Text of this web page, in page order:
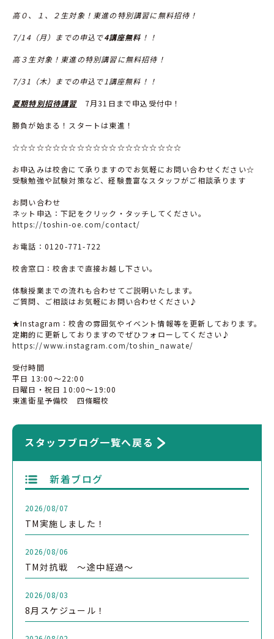
高０、１、２生対象！東進の特別講習に無料招待！
7/14（月）までの申込で4講座無料 ！！
高３生対象！東進の特別講習に無料招待！
7/31 （木）までの申込で1講座無料！！
夏期特別招待講習7月31 日まで申込受付中！
勝負が始まる！スタートは東進！
☆☆☆☆☆☆☆☆☆☆☆☆☆☆☆☆☆☆☆☆☆
お申込みは校舎にて承りますのでお気軽にお問い合わせください☆
受験勉強や試験対策など、経験豊富なスタッフがご相談承ります
お問い合わせ
ネット申込：下記をクリック・タッチしてください。
https://toshin-oe.com/contact/
お電話： 0120-771-722
校舎窓口：校舎まで直接お越し下さい。
体験授業までの流れも合わせてご説明いたします。
ご質問、ご相談はお気軽にお問い合わせください♪
★Instagram ：校舎の雰囲気やイベント情報等を更新しております。
定期的に更新しておりますのでぜひフォローしてください♪
https://www.instagram.com/toshin_nawate/
受付時間
平日 13:00〜22:00
日曜日・祝日 10:00〜19:00
東進衛星予備校 四條畷校
スタッフブログ一覧へ戻る
新着ブログ
2026/08/07
TM実施しました！
2026/08/06
TM対抗戦 ～途中経過～
2026/08/03
8月スケジュール！